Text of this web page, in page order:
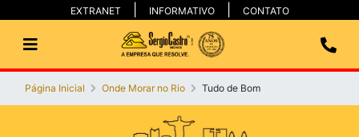
EXTRANET INFORMATIVO CONTATO
Página Inicial Onde Morar no Rio Tudo de Bom